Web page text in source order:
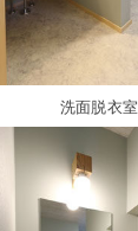
洗面脱衣室